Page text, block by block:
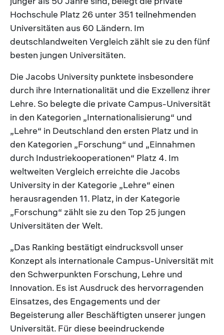
Hochschule Platz 26 unter 351 teilnehmenden
Universitäten aus 60 Ländern. Im
deutschlandweiten Vergleich zählt sie zu den fünf
besten jungen Universitäten.
Die Jacobs University punktete insbesondere
durch ihre Internationalität und die Exzellenz ihrer
Lehre. So belegte die private Campus-Universität
in den Kategorien „Internationalisierung“ und
„Lehre“ in Deutschland den ersten Platz und in
den Kategorien „Forschung“ und „Einnahmen
durch Industriekooperationen“ Platz 4. Im
weltweiten Vergleich erreichte die Jacobs
University in der Kategorie „Lehre“ einen
herausragenden 11. Platz, in der Kategorie
„Forschung“ zählt sie zu den Top 25 jungen
Universitäten der Welt.
„Das Ranking bestätigt eindrucksvoll unser
Konzept als internationale Campus-Universität mit
den Schwerpunkten Forschung, Lehre und
Innovation. Es ist Ausdruck des hervorragenden
Einsatzes, des Engagements und der
Begeisterung aller Beschäftigten unserer jungen
Universität. Für diese beeindruckende